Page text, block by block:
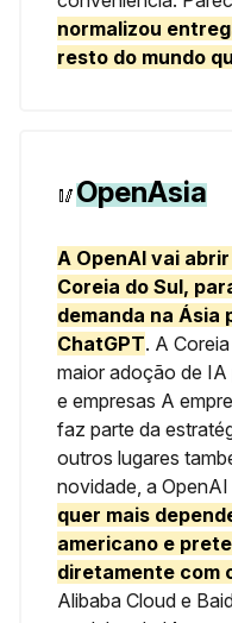
normalizou
resto do mundo
🥢OpenAsia
A OpenAI vai
Coreia do Sul,
demanda na Ásia
ChatGPT. A
maior adoção de
e empresas A
faz parte da
outros lugares
novidade, a
quer mais
americano e
diretamente com
Alibaba Cloud e